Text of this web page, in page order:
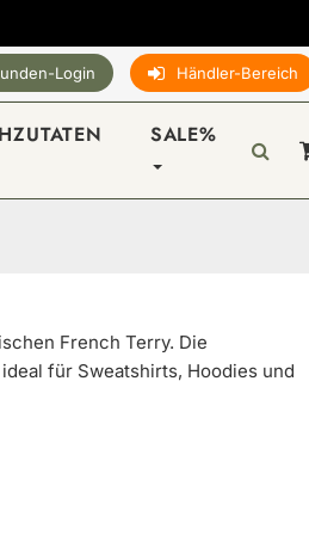
Login Händler-Bereich
SALE%
French Terry. Die
für Sweatshirts, Hoodies und